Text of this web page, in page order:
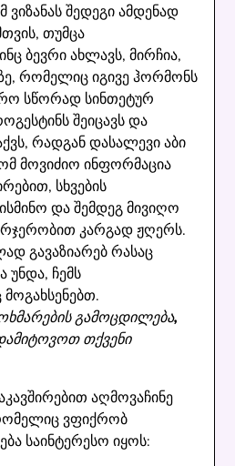
ვიზანას შედეგი ამდენად
თუმცა
ბევრი ახლავს, მირჩია,
რომელიც იგივე ჰორმონს
სწორად სინთეტურ
შეიცავს და
რადგან დასალევი აბი
მოვიძიო ინფორმაცია
სხვების
და შემდეგ მივიღო
კარგად ჟღერს.
გავაზიარებ რასაც
უნდა, ჩემს
გამოცდილება,
თქვენი
აღმოვაჩინე
ვფიქრობ
საინტერესო იყოს: